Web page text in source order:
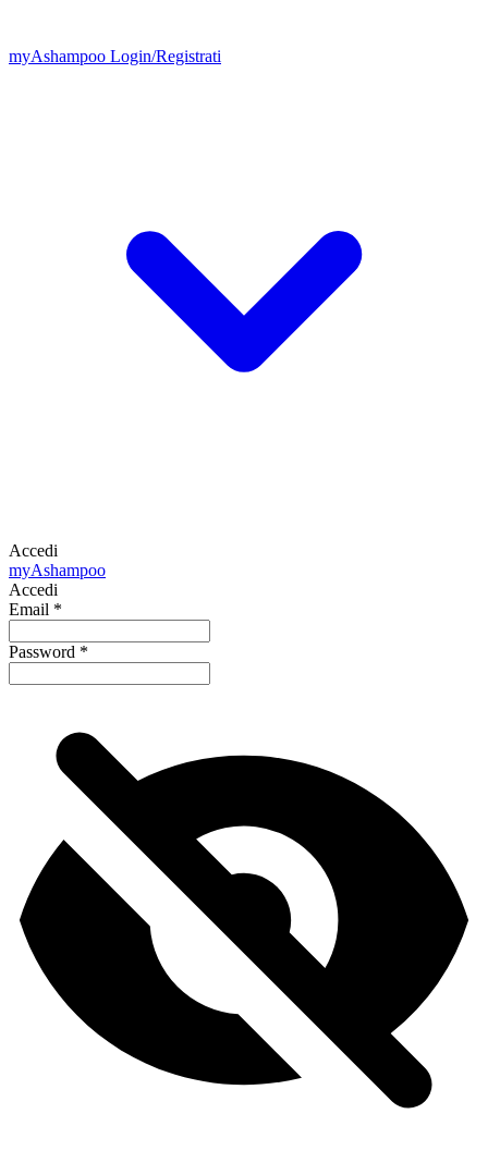
myAshampoo Login/Registrati
Accedi
myAshampoo
Accedi
Email *
Password *